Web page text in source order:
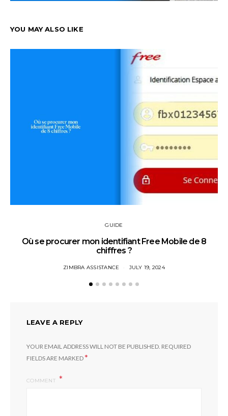
YOU MAY ALSO LIKE
GUIDE
Où se procurer mon identifiant Free Mobile de 8
chiffres ?
ZIMBRA ASSISTANCE JULY 19, 2024
LEAVE A REPLY
YOUR EMAIL ADDRESS WILL NOT BE PUBLISHED. REQUIRED
FIELDS ARE MARKED*
COMMENT